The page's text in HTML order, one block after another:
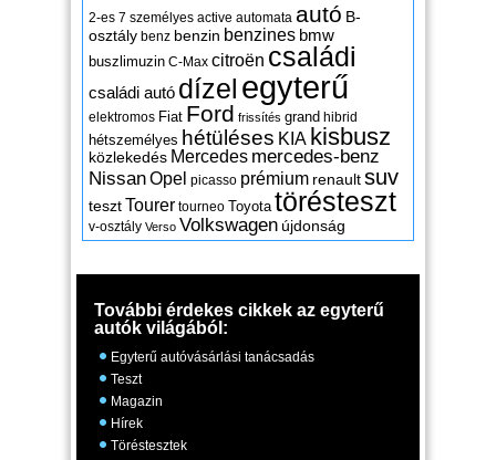
2-es 7 személyes active automata autó B-
osztály benz benzin benzines bmw
buszlimuzin C-Max citroën családi
családi autó dízel egyterű
elektromos Fiat Ford frissítés grand hibrid
hétszemélyes hétüléses KIA kisbusz
közlekedés Mercedes mercedes-benz
NissanOpel picasso prémium renaultsuv
tesztTourer tourneo Toyota törésteszt
v-osztály Verso Volkswagen újdonság
További érdekes cikkek az egyterű
autók világából:
Egyterű autóvásárlási tanácsadás
Teszt
Magazin
Hírek
Töréstesztek